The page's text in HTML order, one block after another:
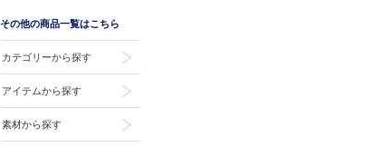
その他の商品一覧はこちら
カテゴリーから探す
アイテムから探す
素材から探す